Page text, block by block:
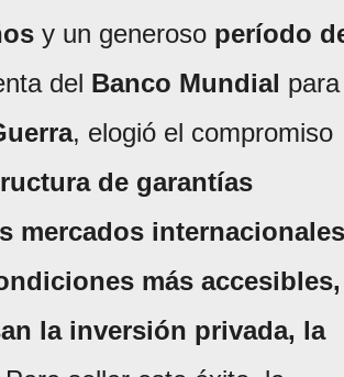
y un generoso período
del Banco Mundial para
, elogió el compromiso
de garantías
mercados internacionales
más accesibles,
la inversión privada, la